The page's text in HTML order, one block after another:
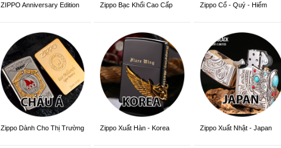
ZIPPO Anniversary Edition Zippo Bạc Khối Cao Cấp Zippo Cổ - Quý - Hiếm
Zippo Dành Cho Thị Trường
Zippo Xuất Hàn - Korea
Zippo Xuất Nhật - Japan